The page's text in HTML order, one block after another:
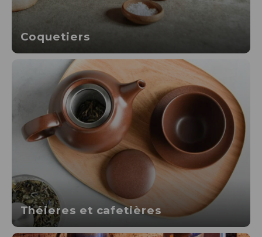
Coquetiers
Théieres et cafetières